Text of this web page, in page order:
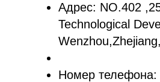
Адрес: NO.402
Technological
Номер телефона: